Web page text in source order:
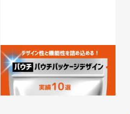
【パウチ】にはデザイン性と機能性を詰
め込める！パウチパッケージデザイン
実績10選
2024.11.26
事例